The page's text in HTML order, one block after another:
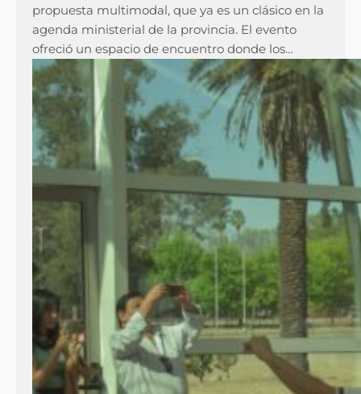
propuesta multimodal, que ya es un clásico en la
agenda ministerial de la provincia. El evento
ofreció un espacio de encuentro donde los…